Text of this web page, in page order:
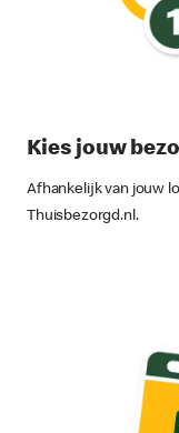
Kies jouw
Afhankelijk van jouw
Thuisbezorgd.nl.